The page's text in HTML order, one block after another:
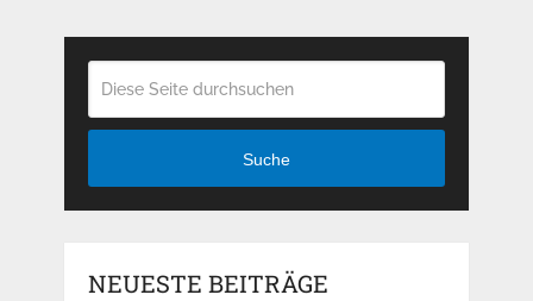
Suche
NEUESTE BEITRÄGE